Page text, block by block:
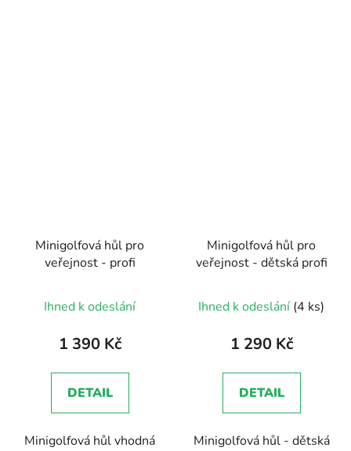
Minigolfová hůl pro
veřejnost - profi
hodnocení
produktu
5,0
z
hvězdiček.
Ihned k odeslání
1 390 Kč
DETAIL
Minigolfová hůl vhodná
Minigolfová hůl pro
veřejnost - dětská profi
Ihned k odeslání (4 ks)
1 290 Kč
DETAIL
Minigolfová hůl - dětská